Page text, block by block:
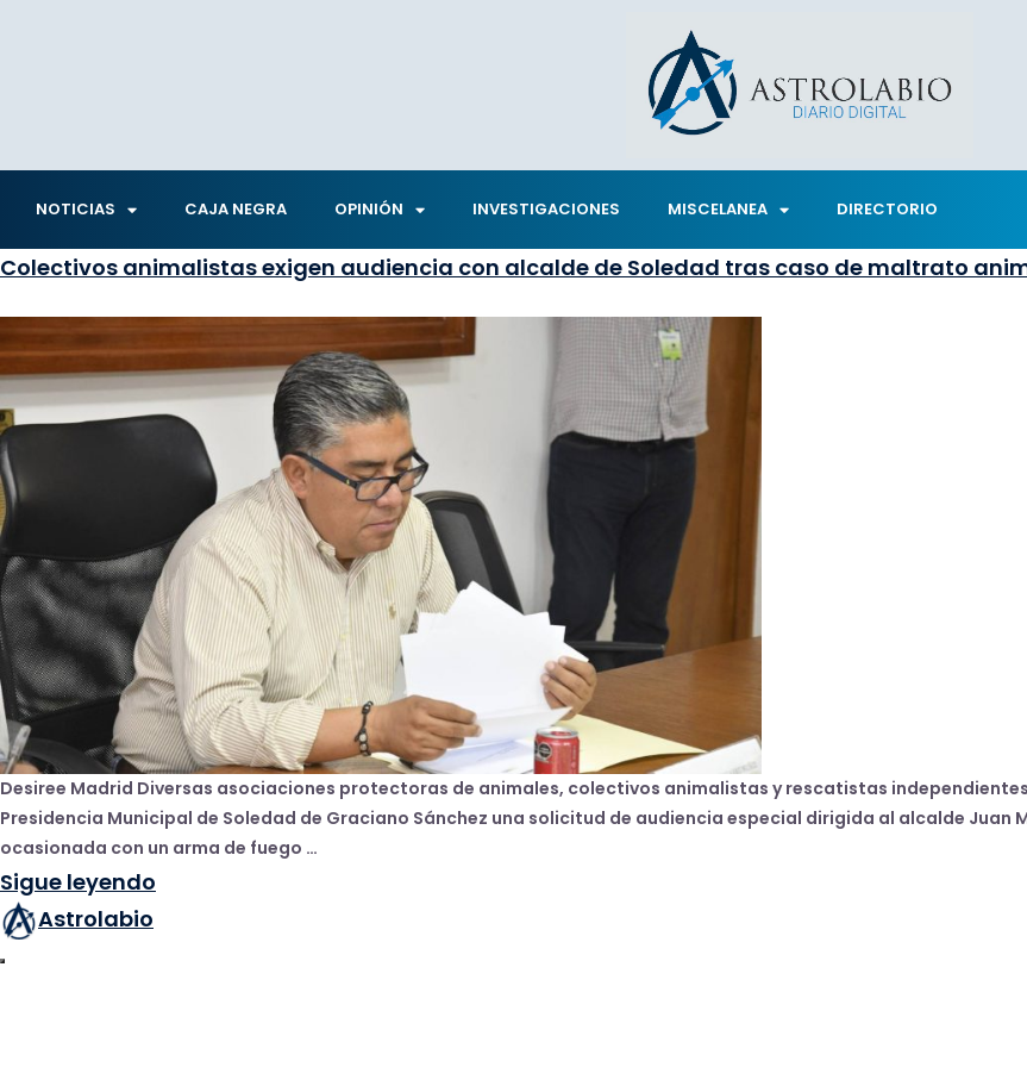
NOTICIAS CAJA NEGRA OPINIÓN INVESTIGACIONES MISCELANEA DIRECTORIO
Colectivos animalistas exigen audiencia con alcalde de Soledad tras caso de maltrato
Desiree Madrid Diversas asociaciones protectoras de animales, colectivos animalistas y rescatistas
Presidencia Municipal de Soledad de Graciano Sánchez una solicitud de audiencia especial dirigida al alcalde Juan
ocasionada con un arma de fuego …
Sigue leyendo
Astrolabio